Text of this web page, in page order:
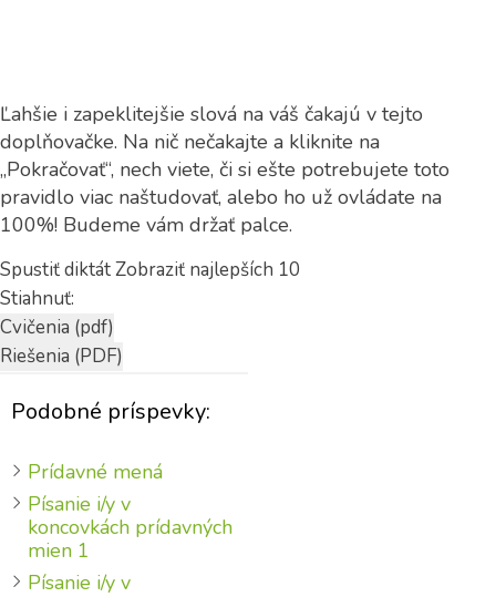
Ľahšie i zapeklitejšie slová na váš čakajú v tejto
doplňovačke. Na nič nečakajte a kliknite na
„Pokračovať“, nech viete, či si ešte potrebujete toto
pravidlo viac naštudovať, alebo ho už ovládate na
100%! Budeme vám držať palce.
Spustiť diktátZobraziť najlepších 10
Stiahnuť:
Podobné príspevky:
Prídavné mená
Písanie i/y v
koncovkách prídavných
mien 1
Písanie i/y v